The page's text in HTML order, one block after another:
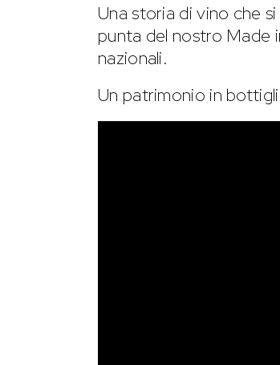
Una storia di vino che
punta del nostro Made
nazionali.
Un patrimonio in